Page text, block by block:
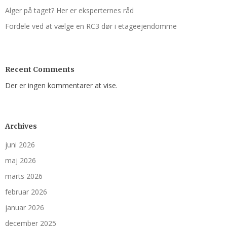
Alger på taget? Her er eksperternes råd
Fordele ved at vælge en RC3 dør i etageejendomme
Recent Comments
Der er ingen kommentarer at vise.
Archives
juni 2026
maj 2026
marts 2026
februar 2026
januar 2026
december 2025